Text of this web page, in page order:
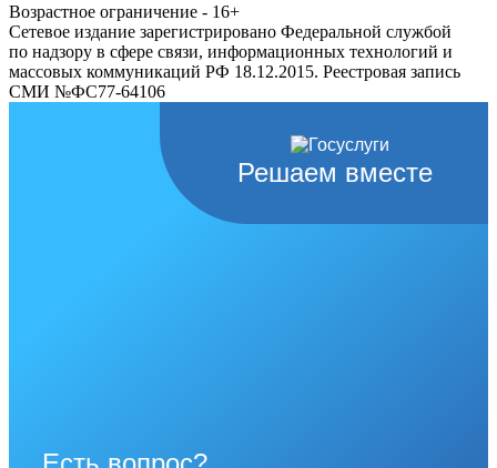
Возрастное ограничение - 16+
Сетевое издание зарегистрировано Федеральной службой
по надзору в сфере связи, информационных технологий и
массовых коммуникаций РФ 18.12.2015. Реестровая запись
СМИ №ФС77-64106
Решаем вместе